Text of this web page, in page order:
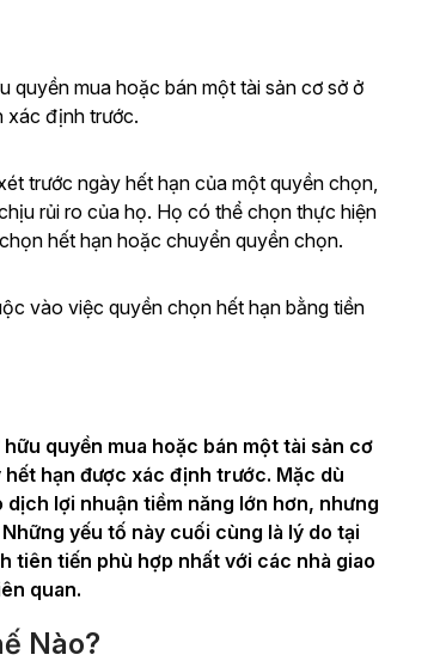
quyền mua hoặc bán một tài sản cơ sở ở
xác định trước.
trước ngày hết hạn của một quyền chọn,
rủi ro của họ. Họ có thể chọn thực hiện
hết hạn hoặc chuyển quyền chọn.
vào việc quyền chọn hết hạn bằng tiền
quyền mua hoặc bán một tài sản cơ
hạn được xác định trước. Mặc dù
lợi nhuận tiềm năng lớn hơn, nhưng
yếu tố này cuối cùng là lý do tại
tiên tiến phù hợp nhất với các nhà giao
quan.
Nào?